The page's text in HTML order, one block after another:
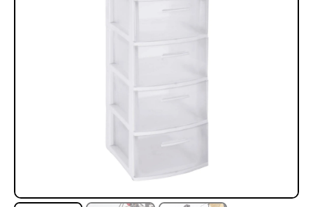
22.711.412
Agregar al carrito
Juego Modular 35